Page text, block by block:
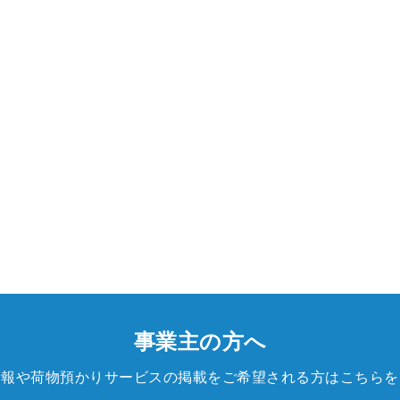
事業主の方へ
や荷物預かりサービスの掲載をご希望される方はこちらを